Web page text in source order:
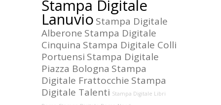
Stampa Digitale
Lanuvio Stampa Digitale
Alberone Stampa Digitale
Cinquina Stampa Digitale Colli
Portuensi Stampa Digitale
Piazza Bologna Stampa
Digitale Frattocchie Stampa
Digitale Talenti Stampa Digitale Libri